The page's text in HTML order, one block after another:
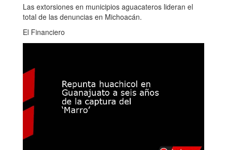
Las extorsiones en municipios aguacateros lideran el
total de las denuncias en Michoacán.
El Financiero